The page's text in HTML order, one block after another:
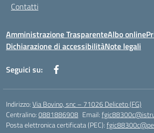
Contatti
Amministrazione TrasparenteAlbo online
Dichiarazione di accessibilitàNote legali
Seguici su:
Indirizzo:Via Bovino, snc – 71026 Deliceto (FG)
Centralino:0881886908 Email:
Posta elettronica certificata (PEC):